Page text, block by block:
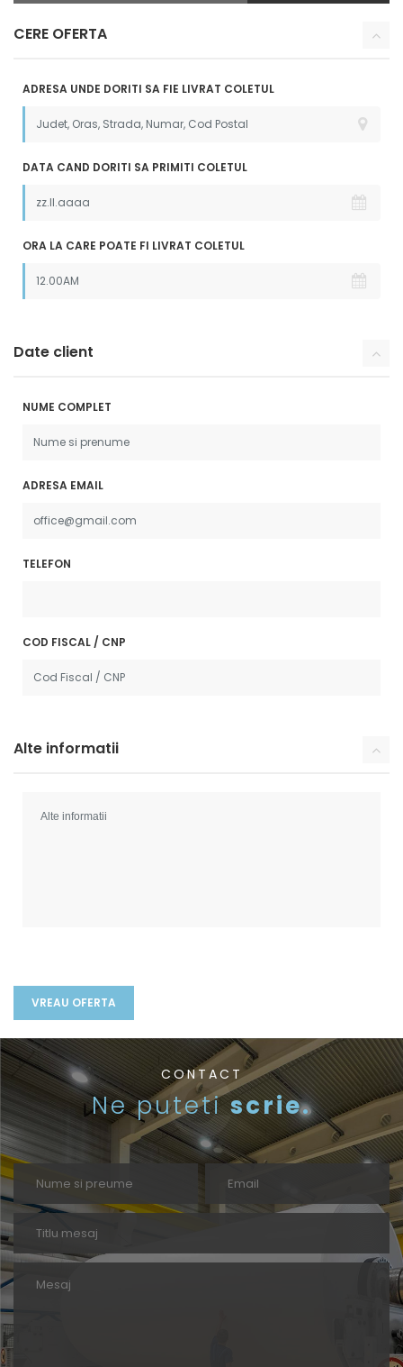
CERE OFERTA
ADRESA UNDE DORITI SA FIE LIVRAT COLETUL
DATA CAND DORITI SA PRIMITI COLETUL
ORA LA CARE POATE FI LIVRAT COLETUL
Date client
NUME COMPLET
ADRESA EMAIL
TELEFON
COD FISCAL / CNP
Alte informatii
CONTACT
Ne putetiscrie.